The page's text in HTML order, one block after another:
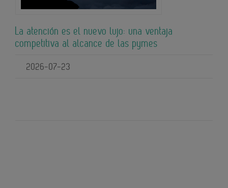
La atención es el nuevo lujo: una ventaja
competitiva al alcance de las pymes
2026-07-23